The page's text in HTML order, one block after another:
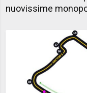
nuovissime